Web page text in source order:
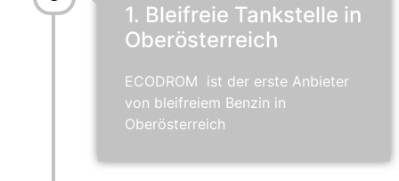
1. Bleifreie Tankstelle in
Oberösterreich
ECODROM ist der erste Anbieter
von bleifreiem Benzin in
Oberösterreich